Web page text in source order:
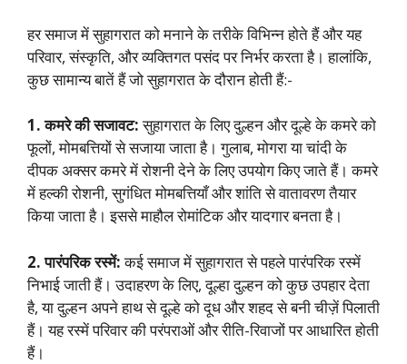
हर समाज में सुहागरात को मनाने के तरीके विभिन्न होते हैं और यह
परिवार, संस्कृति, और व्यक्तिगत पसंद पर निर्भर करता है। हालांकि,
कुछ सामान्य बातें हैं जो सुहागरात के दौरान होती हैं:-
1. कमरे की सजावट:सुहागरात के लिए दुल्हन और दूल्हे के कमरे को
फूलों, मोमबत्तियों से सजाया जाता है। गुलाब, मोगरा या चांदी के
दीपक अक्सर कमरे में रोशनी देने के लिए उपयोग किए जाते हैं। कमरे
में हल्की रोशनी, सुगंधित मोमबत्तियाँ और शांति से वातावरण तैयार
किया जाता है। इससे माहौल रोमांटिक और यादगार बनता है।
2. पारंपरिक रस्में:कई समाज में सुहागरात से पहले पारंपरिक रस्में
निभाई जाती हैं। उदाहरण के लिए, दूल्हा दुल्हन को कुछ उपहार देता
है, या दुल्हन अपने हाथ से दूल्हे को दूध और शहद से बनी चीज़ें पिलाती
हैं। यह रस्में परिवार की परंपराओं और रीति-रिवाजों पर आधारित होती
हैं।